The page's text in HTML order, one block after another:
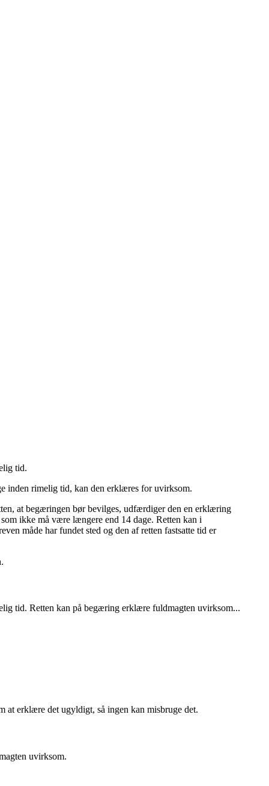
tid.
inden rimelig tid, kan den erklæres for uvirksom.
at begæringen bør bevilges, udfærdiger den en erklæring
ikke må være længere end 14 dage. Retten kan i
måde har fundet sted og den af retten fastsatte tid er
tid. Retten kan på begæring erklære fuldmagten uvirksom...
at erklære det ugyldigt, så ingen kan misbruge det.
uvirksom.